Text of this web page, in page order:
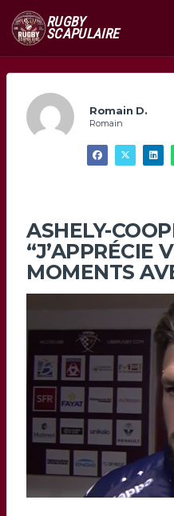
RUGBY
SCAPULAIRE
Romain D.
Romain
ASHELY-
“J’APPRÉCIE
MOMENTS